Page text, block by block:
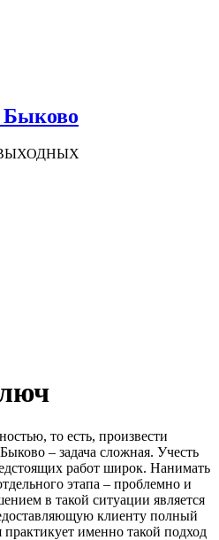
Быково
ВЫХОДНЫХ
то есть, произвести
– задача сложная. Учесть
работ широк. Нанимать
этапа – проблемно и
в такой ситуации является
клиенту полный
именно такой подход